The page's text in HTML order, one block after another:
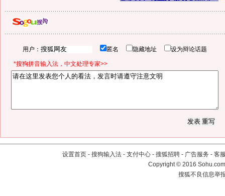
用户： 匿名 隐藏地址 设为辩论话题
*搜狗拼音输入法，中文处理专家>>
设置首页 - 搜狗输入法 - 支付中心 - 搜狐招聘 - 广告服务 - 客
Copyright©2016
搜狐不良信息举